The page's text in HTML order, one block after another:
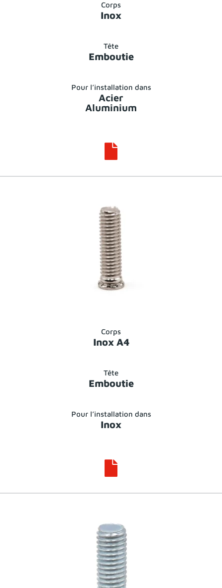
Corps
Inox
Tête
Emboutie
Pour l’installation dans
Acier
Aluminium

Corps
Inox A4
Tête
Emboutie
Pour l’installation dans
Inox
